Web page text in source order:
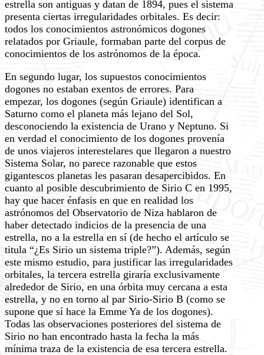
estrella son antiguas y datan de 1894, pues el sistema
presenta ciertas irregularidades orbitales. Es decir:
todos los conocimientos astronómicos dogones
relatados por Griaule, formaban parte del corpus de
conocimientos de los astrónomos de la época.
En segundo lugar, los supuestos conocimientos
dogones no estaban exentos de errores. Para
empezar, los dogones (según Griaule) identifican a
Saturno como el planeta más lejano del Sol,
desconociendo la existencia de Urano y Neptuno. Si
en verdad el conocimiento de los dogones provenía
de unos viajeros interestelares que llegaron a nuestro
Sistema Solar, no parece razonable que estos
gigantescos planetas les pasaran desapercibidos. En
cuanto al posible descubrimiento de Sirio C en 1995,
hay que hacer énfasis en que en realidad los
astrónomos del Observatorio de Niza hablaron de
haber detectado indicios de la presencia de una
estrella, no a la estrella en sí (de hecho el artículo se
titula “¿Es Sirio un sistema triple?”). Además, según
este mismo estudio, para justificar las irregularidades
orbitales, la tercera estrella giraría exclusivamente
alrededor de Sirio, en una órbita muy cercana a esta
estrella, y no en torno al par Sirio-Sirio B (como se
supone que sí hace la Emme Ya de los dogones).
Todas las observaciones posteriores del sistema de
Sirio no han encontrado hasta la fecha la más
mínima traza de la existencia de esa tercera estrella.